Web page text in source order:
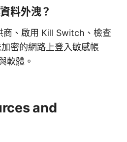
料外洩？
商、啟用 Kill Switch、檢查
密的網路上登入敏感帳
軟體。
and